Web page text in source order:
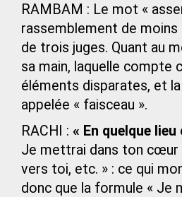
RAMBAM : Le mot «
rassemblement de moins
de trois juges. Quant au
sa main, laquelle compte
éléments disparates, et
appelée « faisceau ».
RACHI : « En quelque
Je mettrai dans ton cœur
vers toi, etc. » : ce qui
donc que la formule « Je